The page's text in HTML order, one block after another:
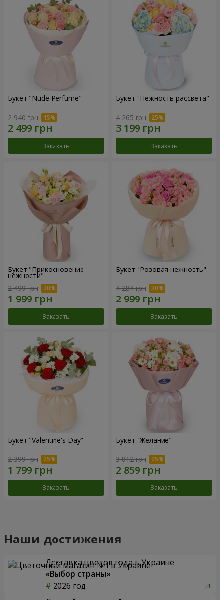
Букет "Nude Perfume"
2 940 грн
Заказать
Букет "Нежность рассвета"
4 265 грн
Заказать
Букет "Прикосновение
нежности"
2 499 грн
Заказать
Букет "Розовая нежность"
4 284 грн
Заказать
Букет "Valentine's Day"
2 399 грн
Заказать
Букет "Желание"
3 812 грн
Заказать
Наши достижения
Доставка цветов года в Украине
«Выбор страны»
2026 год